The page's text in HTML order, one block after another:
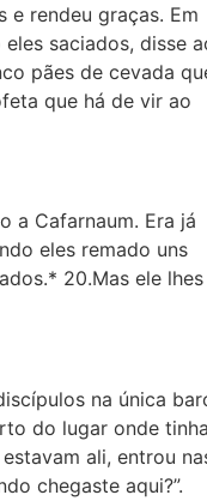
e rendeu graças. Em
saciados, disse
pães de cevada
que há de vir ao
a Cafarnaum. Era já
eles remado uns
20.Mas ele lhes
na única
do lugar onde
ali, entrou
chegaste aqui?”.